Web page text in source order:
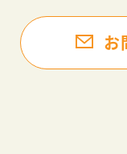
お